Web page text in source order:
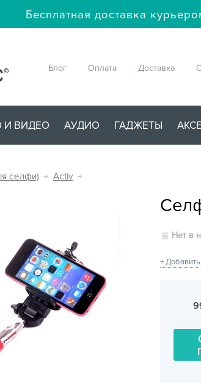
Бесплатная доставка
Блог Оплата Доставка
И ВИДЕО АУДИО ГАДЖЕТЫ
селфи) → Activ →
Нет в
+